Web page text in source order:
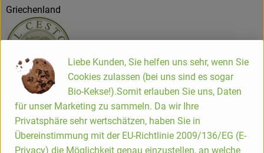
Griechenland
Il Cesto GmbH & Co. KG
Michael Kammerer & Rainer Weiß
D 72141 Walddorfhäslach
Il Cesto ist eine Manufaktur für biologische Antipasti.
Liebe Kunden, Sie helfen uns sehr, wenn Sie
Cookies zulassen (bei uns sind es sogar
Bio-Kekse!).Somit erlauben Sie uns, Daten
für unser Marketing zu sammeln. Da wir Ihre
Privatsphäre sehr wertschätzen, haben Sie in
Übereinstimmung mit der EU-Richtlinie 2009/136/EG (E-
Privacy) die Möglichkeit genau einzustellen, an welche